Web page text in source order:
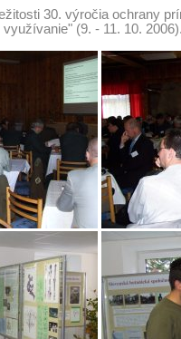
30. výročia ochrany
využívanie" (9. - 11. 10.